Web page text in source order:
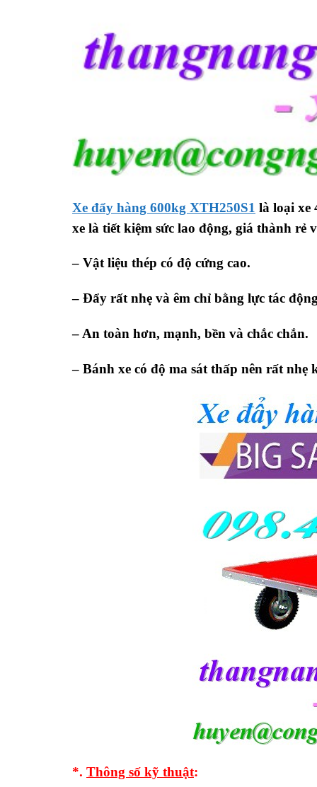
Xe đẩy hàng 600kg XTH250S1 là loại xe
xe là tiết kiệm sức lao động, giá thành rẻ
– Vật liệu thép có độ cứng cao.
– Đẩy rất nhẹ và êm chỉ bằng lực tác
– An toàn hơn, mạnh, bền và chắc chắn.
– Bánh xe có độ ma sát thấp nên rất
*. Thông số kỹ thuật: